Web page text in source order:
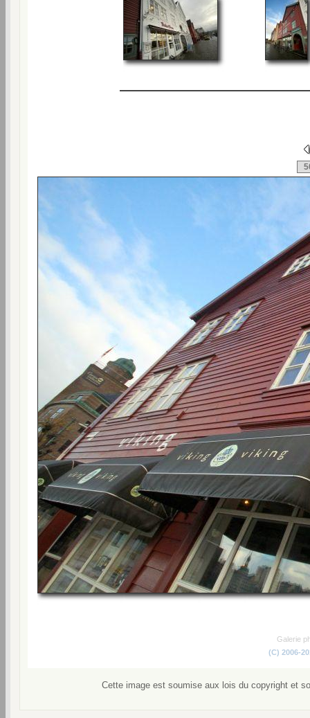
Galerie
(C) 2006-
Cette image est soumise aux lois du copyright et